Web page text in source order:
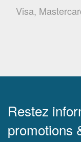
Visa,
Restez
promotions